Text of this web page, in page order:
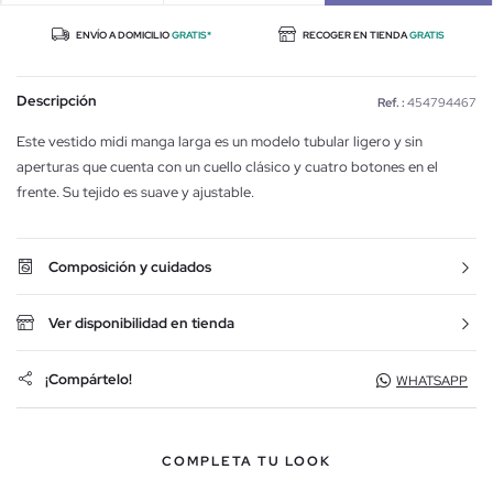
ENVÍO A DOMICILIOGRATIS* RECOGER EN TIENDAGRATIS
Descripción Ref. : 454794467
Este vestido midi manga larga es un modelo tubular ligero y sin
aperturas que cuenta con un cuello clásico y cuatro botones en el
frente. Su tejido es suave y ajustable.
Composición y cuidados
Ver disponibilidad en tienda
¡Compártelo! WHATSAPP
COMPLETA TU LOOK